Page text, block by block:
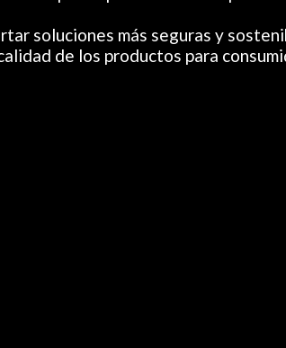
soluciones más seguras y
de los productos para